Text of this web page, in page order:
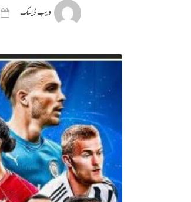
ویب ڈیسک